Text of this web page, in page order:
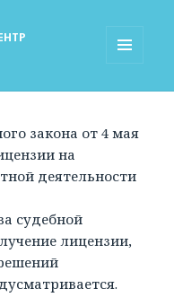
закона от 4 мая
на
деятельности
судебной
лицензии,